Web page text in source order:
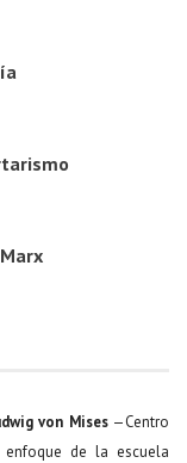
von Mises—Centro
de la escuela